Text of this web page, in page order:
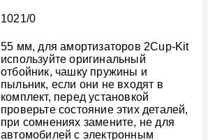
1021/0
55 мм, для амортизаторов 2Cup-Kit
используйте оригинальный
отбойник, чашку пружины и
пыльник, если они не входят в
комплект, перед установкой
проверьте состояние этих деталей,
при сомнениях замените, не для
автомобилей с электронным